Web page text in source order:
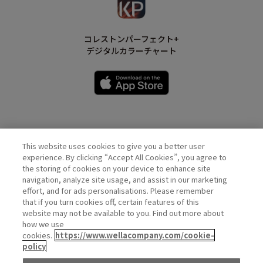
コレストンパーフェクト+
デジタルカラーチャート
Wella Official Account
PRIVACY COOKIE DO NOT SHARE OR SELL PERSONAL
This website uses cookies to give you a better user
experience. By clicking “Accept All Cookies”, you agree to
the storing of cookies on your device to enhance site
navigation, analyze site usage, and assist in our marketing
effort, and for ads personalisations. Please remember
that if you turn cookies off, certain features of this
website may not be available to you. Find out more about
how we use
cookies. https://www.wellacompany.com/cookie-
policy